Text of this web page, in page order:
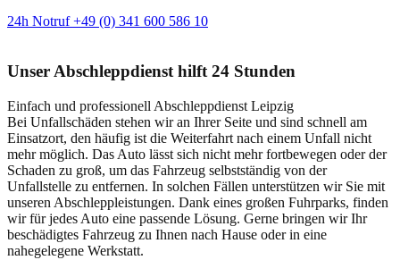
24h Notruf +49 (0) 341 600 586 10
Unser Abschleppdienst hilft 24 Stunden
Einfach und professionell Abschleppdienst Leipzig
Bei Unfallschäden stehen wir an Ihrer Seite und sind schnell am
Einsatzort, den häufig ist die Weiterfahrt nach einem Unfall nicht
mehr möglich. Das Auto lässt sich nicht mehr fortbewegen oder der
Schaden zu groß, um das Fahrzeug selbstständig von der
Unfallstelle zu entfernen. In solchen Fällen unterstützen wir Sie mit
unseren Abschleppleistungen. Dank eines großen Fuhrparks, finden
wir für jedes Auto eine passende Lösung. Gerne bringen wir Ihr
beschädigtes Fahrzeug zu Ihnen nach Hause oder in eine
nahegelegene Werkstatt.